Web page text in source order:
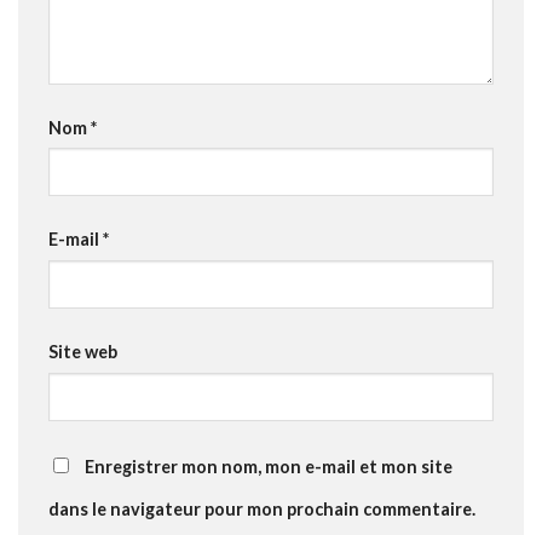
Nom*
E-mail *
Site web
Enregistrer mon nom, mon e-mail et mon site
dans le navigateur pour mon prochain commentaire.